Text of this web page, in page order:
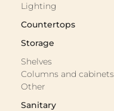
Lighting
Countertops
Storage
Shelves
Columns and cabinets
Other
Sanitary